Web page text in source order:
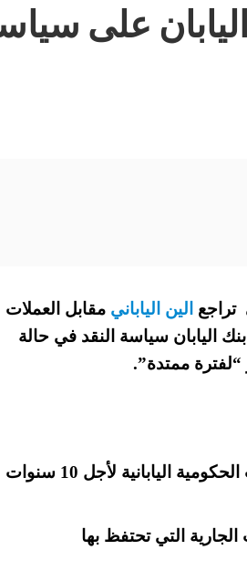
على
تراجع الين الياباني مقابل العملات
اليابان سياسة النقد في حالة
ممتدة”.
شراء السندات الحكومية بحيث تظل عائدات السندات الحكومية اليابانية لأجل 10 سنوات
0.1٪ على الحسابات الجارية التي تحتفظ بها